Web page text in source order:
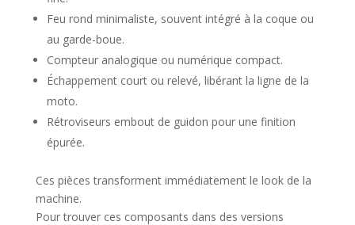
Feu rond minimaliste, souvent intégré à la coque ou
au garde-boue.
Compteur analogique ou numérique compact.
Échappement court ou relevé, libérant la ligne de la
moto.
Rétroviseurs embout de guidon pour une finition
épurée.
Ces pièces transforment immédiatement le look de la
machine.
Pour trouver ces composants dans des versions